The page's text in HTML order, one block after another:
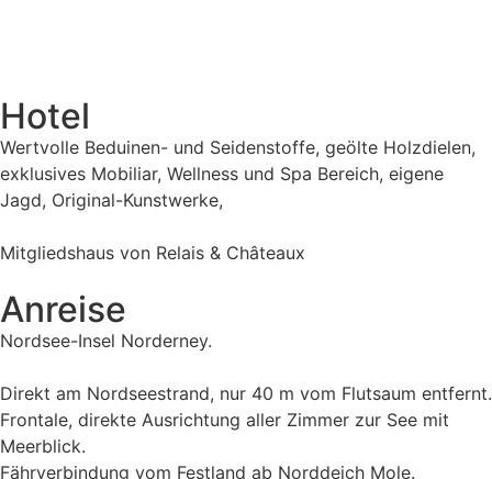
Hotel
Wertvolle Beduinen- und Seidenstoffe, geölte Holzdielen,
exklusives Mobiliar, Wellness und Spa Bereich, eigene
Jagd, Original-Kunstwerke,
Mitgliedshaus von Relais & Châteaux
Anreise
Nordsee-Insel Norderney.
Direkt am Nordseestrand, nur 40 m vom Flutsaum entfernt.
Frontale, direkte Ausrichtung aller Zimmer zur See mit
Meerblick.
Fährverbindung vom Festland ab Norddeich Mole.